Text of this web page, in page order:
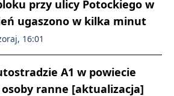
przy ulicy Potockiego w
ugaszono w kilka minut
16:01
A1 w powiecie
ranne [aktualizacja]